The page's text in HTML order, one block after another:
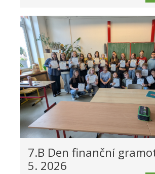
7.B Den finanční
5. 2026